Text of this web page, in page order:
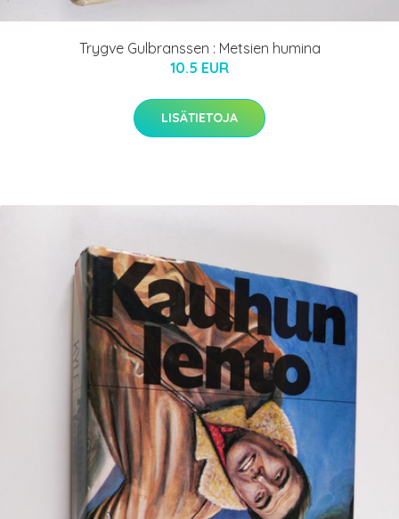
Trygve Gulbranssen : Metsien humina
10.5 EUR
LISÄTIETOJA